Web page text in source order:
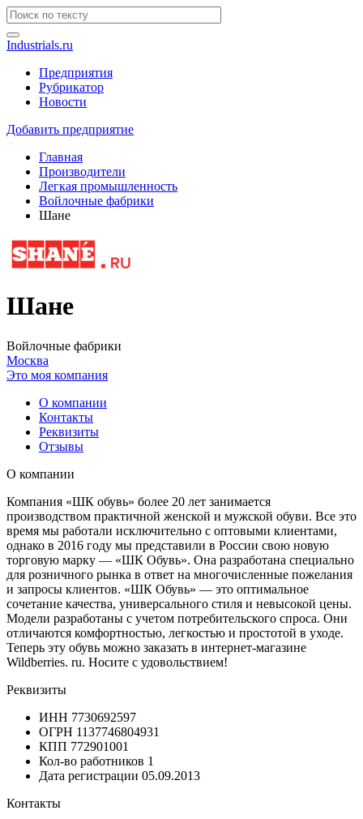
Industrials.ru
Предприятия
Рубрикатор
Новости
Добавить предприятие
Главная
Производители
Легкая промышленность
Войлочные фабрики
Шане
Шане
Войлочные фабрики
Москва
Это моя компания
О компании
Контакты
Реквизиты
Отзывы
О компании
Компания «ШК обувь» более 20 лет занимается
производством практичной женской и мужской обуви. Все это
время мы работали исключительно с оптовыми клиентами,
однако в 2016 году мы представили в России свою новую
торговую марку — «ШК Обувь». Она разработана специально
для розничного рынка в ответ на многочисленные пожелания
и запросы клиентов. «ШК Обувь» — это оптимальное
сочетание качества, универсального стиля и невысокой цены.
Модели разработаны с учетом потребительского спроса. Они
отличаются комфортностью, легкостью и простотой в уходе.
Теперь эту обувь можно заказать в интернет-магазине
Wildberries. ru. Носите с удовольствием!
Реквизиты
ИНН 7730692597
ОГРН 1137746804931
КПП 772901001
Кол-во работников 1
Дата регистрации 05.09.2013
Контакты